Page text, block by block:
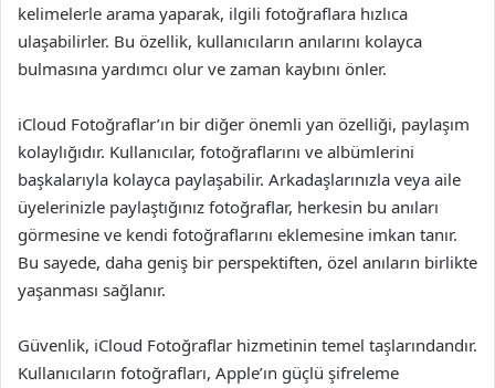
kelimelerle arama yaparak, ilgili fotoğraflara hızlıca
ulaşabilirler. Bu özellik, kullanıcıların anılarını kolayca
bulmasına yardımcı olur ve zaman kaybını önler.
iCloud Fotoğraflar’ın bir diğer önemli yan özelliği, paylaşım
kolaylığıdır. Kullanıcılar, fotoğraflarını ve albümlerini
başkalarıyla kolayca paylaşabilir. Arkadaşlarınızla veya aile
üyelerinizle paylaştığınız fotoğraflar, herkesin bu anıları
görmesine ve kendi fotoğraflarını eklemesine imkan tanır.
Bu sayede, daha geniş bir perspektiften, özel anıların birlikte
yaşanması sağlanır.
Güvenlik, iCloud Fotoğraflar hizmetinin temel taşlarındandır.
Kullanıcıların fotoğrafları, Apple’ın güçlü şifreleme